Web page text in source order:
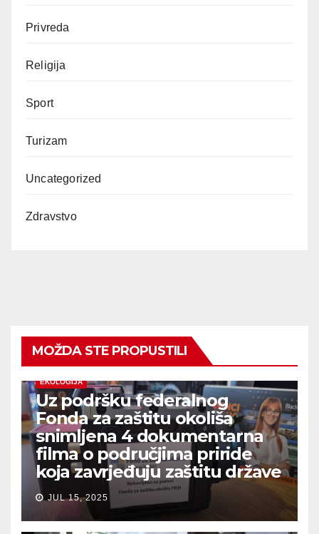
Privreda
Religija
Sport
Turizam
Uncategorized
Zdravstvo
MOŽDA STE PROPUSTILI
EKOLOGIJA
Uz podršku federalnog
Fonda za zaštitu okoliša
snimljena 4 dokumentarna
filma o područjima priride
koja zavrjeđuju zaštitu države
JUL 15, 2025